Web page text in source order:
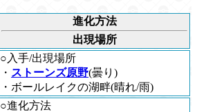
進化方法
出現場所
○入手/出現場所
・ ストーンズ原野(曇り)
・ボールレイクの湖畔(晴れ/雨)
○進化方法